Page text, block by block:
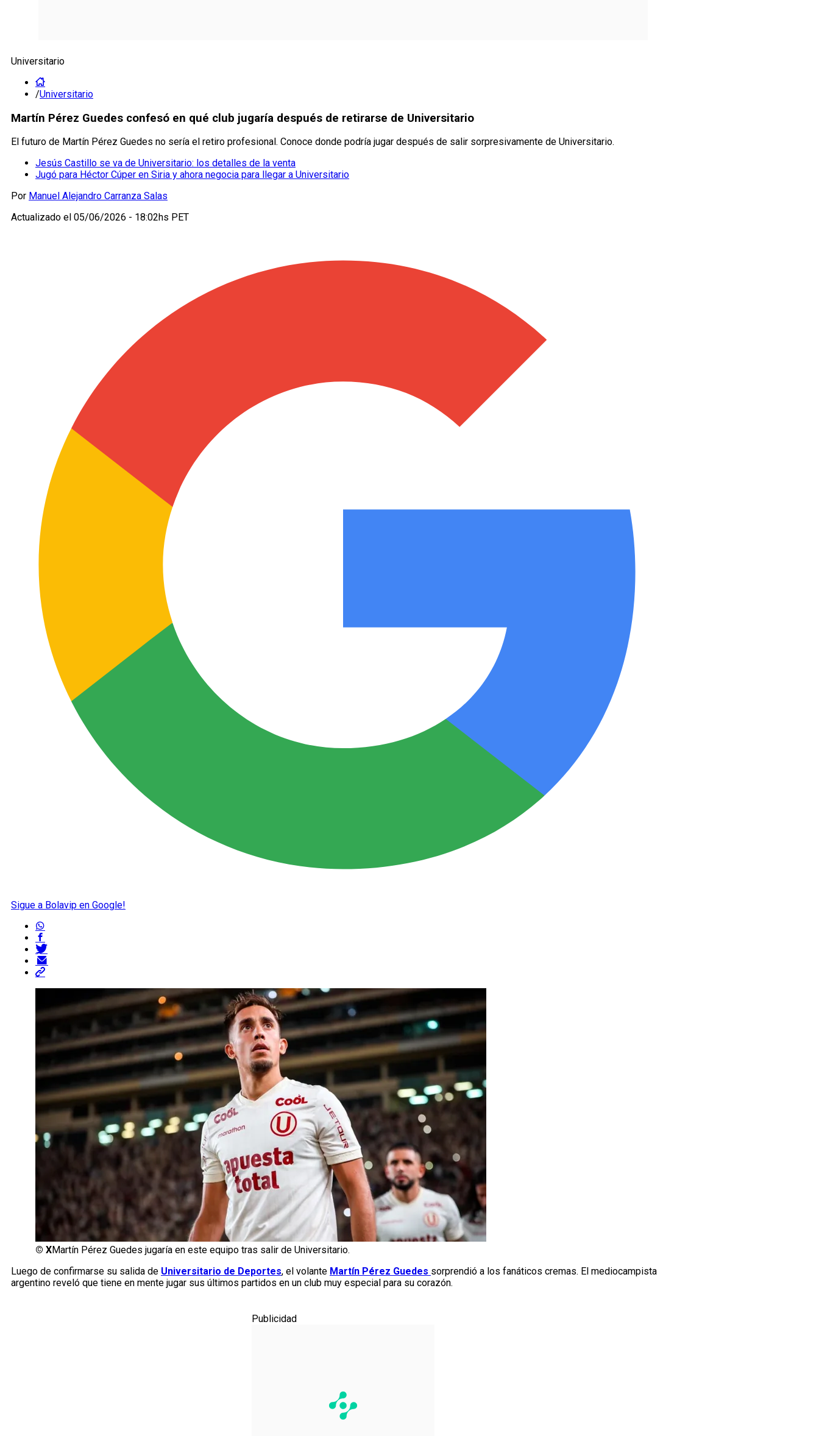
Universitario
/Universitario
Martín Pérez Guedes confesó en qué club jugaría después de retirarse de Universitario
El futuro de Martín Pérez Guedes no sería el retiro profesional. Conoce donde podría jugar después de salir sorpresivamente de Universitario.
Jesús Castillo se va de Universitario: los detalles de la venta
Jugó para Héctor Cúper en Siria y ahora negocia para llegar a Universitario
Por Manuel Alejandro Carranza Salas
Actualizado el 05/06/2026 - 18:02hs PET
Sigue a Bolavip en Google!
© XMartín Pérez Guedes jugaría en este equipo tras salir de Universitario.
Luego de confirmarse su salida de Universitario de Deportes, el volante Martín Pérez Guedes sorprendió a los fanáticos cremas. El mediocampista
argentino reveló que tiene en mente jugar sus últimos partidos en un club muy especial para su corazón.
Publicidad